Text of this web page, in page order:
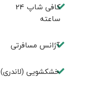
کافی شاپ 24
ساعته
آژانس مسافرتی
خشکشویی (لاندری)